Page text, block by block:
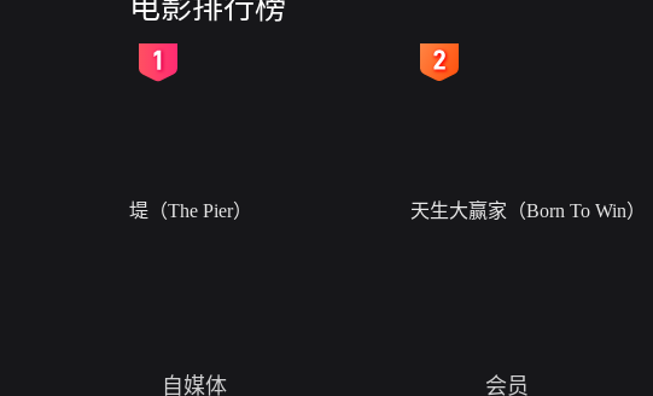
电影排行榜
堤（The Pier） 天生大赢家（Born To Win）
自媒体 会员